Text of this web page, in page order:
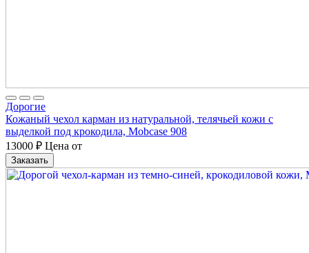
Дорогие
Кожаный чехол карман из натуральной, телячьей кожи с
выделкой под крокодила, Mobcase 908
13000 ₽ Цена от
Заказать